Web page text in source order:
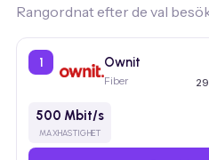
Rangordnat efter de val
1 Ownit
Fiber
500 Mbit/s
MAXHASTIGHET